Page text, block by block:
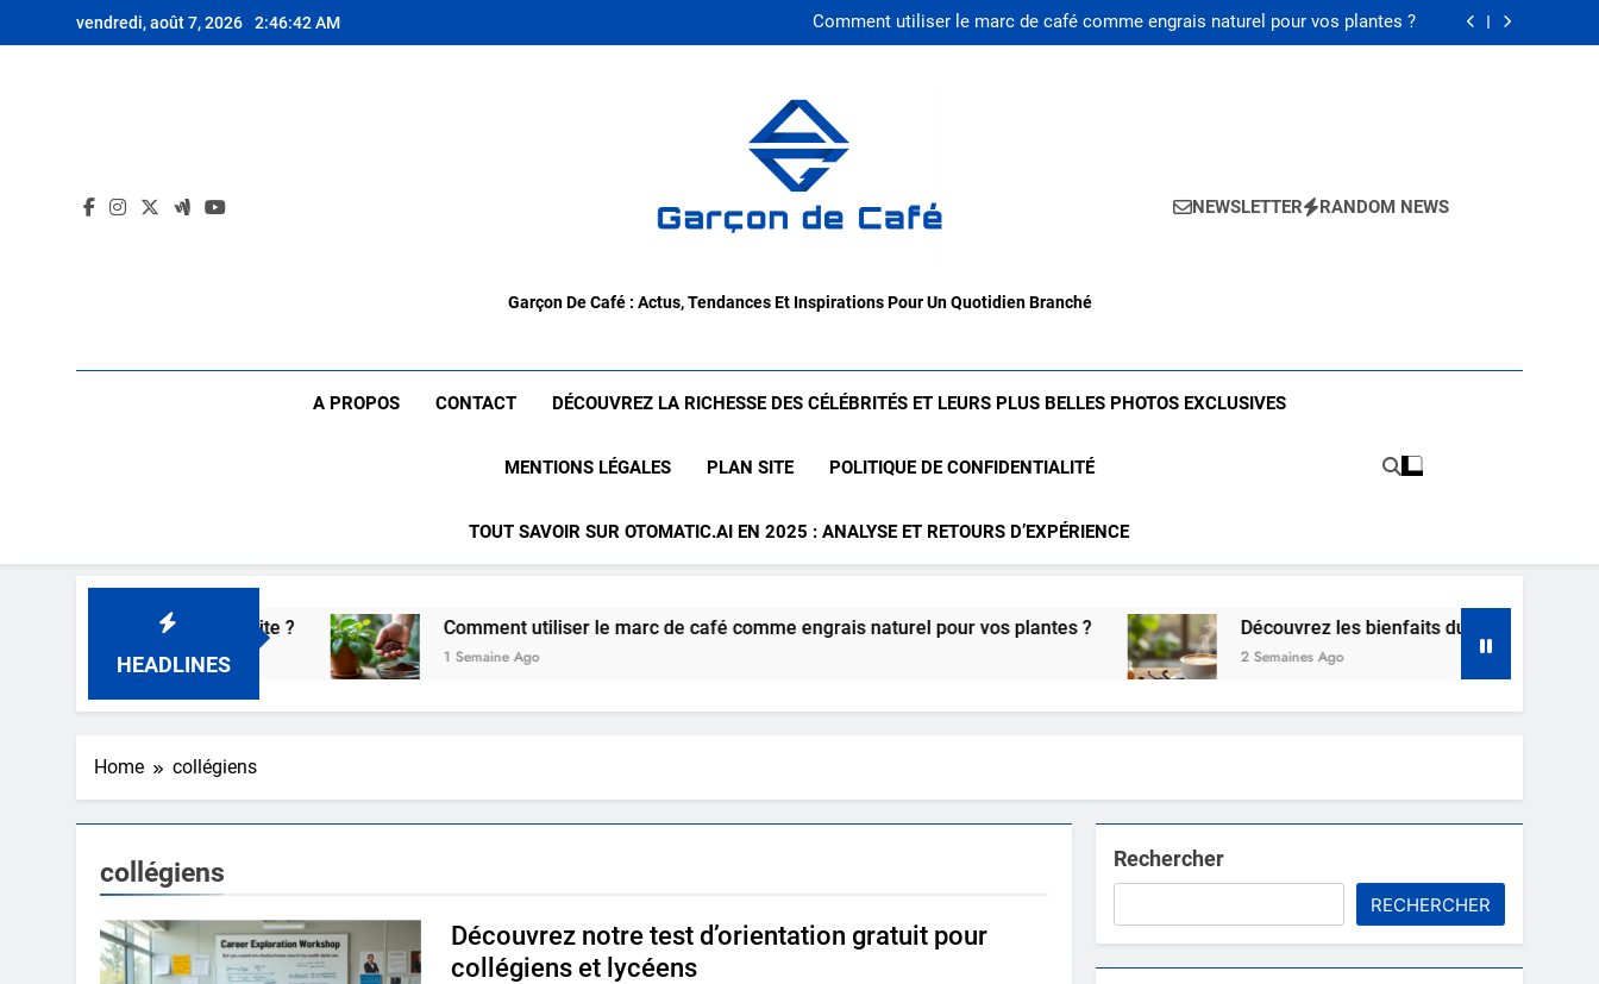
to
vendredi, août 7, 2026 2:46:43 AM
Comment utiliser le marc de café comme engrais naturel pour vos plantes ?
Découvrez les bienfaits du café à la vanille pour votre santé en 2025
Comment utiliser le marc de café comme engrais naturel pour vos plantes ?
Garçon De Café : Actus, Tendances Et Inspirations Pour Un Quotidien Branché
NEWSLETTER RANDOM NEWS
A PROPOS CONTACT DÉCOUVREZ LA RICHESSE DES CÉLÉBRITÉS ET LEURS PLUS BELLES PHOTOS EXCLUSIVES
MENTIONS LÉGALES PLAN SITE POLITIQUE DE CONFIDENTIALITÉ
TOUT SAVOIR SUR OTOMATIC.AI EN 2025 : ANALYSE ET RETOURS D’EXPÉRIENCE
HEADLINES
pour une tasse parfaite ? Comment utiliser le marc de café comme engrais naturel pour vos plantes ?
1 Semaine Ago
Découvrez les bienfaits du café à la vanille
2 Semaines Ago
Home collégiens
collégiens
Découvrez notre test d’orientation gratuit pour
collégiens et lycéens
Rechercher
RECHERCHER